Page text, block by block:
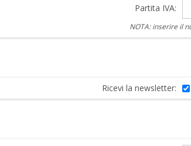
Partita IVA:
NOTA: inserire il
Ricevi la newsletter: